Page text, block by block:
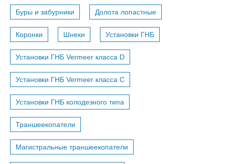
Буры и забурники Долота лопастные
Коронки Шнеки Установки ГНБ
Установки ГНБ Vermeer класса D
Установки ГНБ Vermeer класса С
Установки ГНБ колодезного типа
Траншеекопатели
Магистральные траншеекопатели